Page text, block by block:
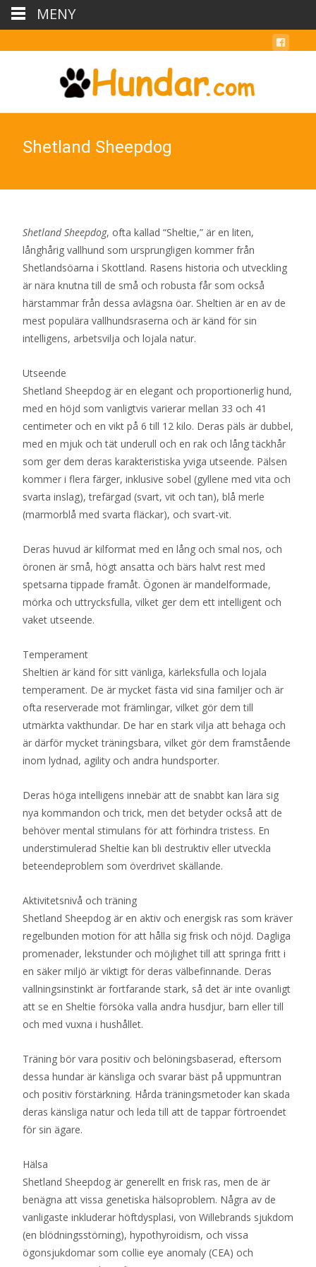
Shetland Sheepdog
Shetland Sheepdog, ofta kallad “Sheltie,” är en liten,
långhårig vallhund som ursprungligen kommer från
Shetlandsöarna i Skottland. Rasens historia och utveckling
är nära knutna till de små och robusta får som också
härstammar från dessa avlägsna öar. Sheltien är en av de
mest populära vallhundsraserna och är känd för sin
intelligens, arbetsvilja och lojala natur.
Utseende
Shetland Sheepdog är en elegant och proportionerlig hund,
med en höjd som vanligtvis varierar mellan 33 och 41
centimeter och en vikt på 6 till 12 kilo. Deras päls är dubbel,
med en mjuk och tät underull och en rak och lång täckhår
som ger dem deras karakteristiska yviga utseende. Pälsen
kommer i flera färger, inklusive sobel (gyllene med vita och
svarta inslag), trefärgad (svart, vit och tan), blå merle
(marmorblå med svarta fläckar), och svart-vit.
Deras huvud är kilformat med en lång och smal nos, och
öronen är små, högt ansatta och bärs halvt rest med
spetsarna tippade framåt. Ögonen är mandelformade,
mörka och uttrycksfulla, vilket ger dem ett intelligent och
vaket utseende.
Temperament
Sheltien är känd för sitt vänliga, kärleksfulla och lojala
temperament. De är mycket fästa vid sina familjer och är
ofta reserverade mot främlingar, vilket gör dem till
utmärkta vakthundar. De har en stark vilja att behaga och
är därför mycket träningsbara, vilket gör dem framstående
inom lydnad, agility och andra hundsporter.
Deras höga intelligens innebär att de snabbt kan lära sig
nya kommandon och trick, men det betyder också att de
behöver mental stimulans för att förhindra tristess. En
understimulerad Sheltie kan bli destruktiv eller utveckla
beteendeproblem som överdrivet skällande.
Aktivitetsnivå och träning
Shetland Sheepdog är en aktiv och energisk ras som kräver
regelbunden motion för att hålla sig frisk och nöjd. Dagliga
promenader, lekstunder och möjlighet till att springa fritt i
en säker miljö är viktigt för deras välbefinnande. Deras
vallningsinstinkt är fortfarande stark, så det är inte ovanligt
att se en Sheltie försöka valla andra husdjur, barn eller till
och med vuxna i hushållet.
Träning bör vara positiv och belöningsbaserad, eftersom
dessa hundar är känsliga och svarar bäst på uppmuntran
och positiv förstärkning. Hårda träningsmetoder kan skada
deras känsliga natur och leda till att de tappar förtroendet
för sin ägare.
Hälsa
Shetland Sheepdog är generellt en frisk ras, men de är
benägna att vissa genetiska hälsoproblem. Några av de
vanligaste inkluderar höftdysplasi, von Willebrands sjukdom
(en blödningsstörning), hypothyroidism, och vissa
ögonsjukdomar som collie eye anomaly (CEA) och
MENY